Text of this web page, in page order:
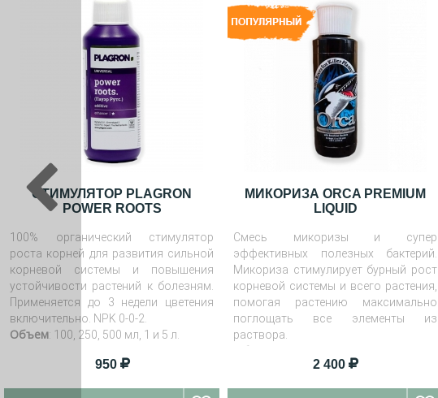
СТИМУЛЯТОР PLAGRON
POWER ROOTS
100% органический стимулятор
роста корней для развития сильной
корневой системы и повышения
устойчивости растений к болезням.
Применяется до 3 недели цветения
включительно. NPK 0-0-2.
Объем: 100, 250, 500 мл, 1 и 5 л.
950
МИКОРИЗА ORCA PREMIUM
LIQUID
Смесь микоризы и супер
эффективных полезных бактерий.
Микориза стимулирует бурный рост
корневой системы и всего растения,
помогая растению максимально
поглощать все элементы из
раствора.
Объём
2 400